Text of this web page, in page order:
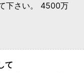
下さい。 4500万
て